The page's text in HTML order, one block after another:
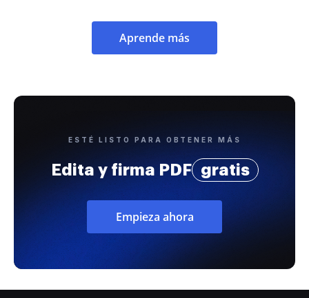
Aprende más
ESTÉ LISTO PARA OBTENER MÁS
Edita y firma PDF gratis
Empieza ahora